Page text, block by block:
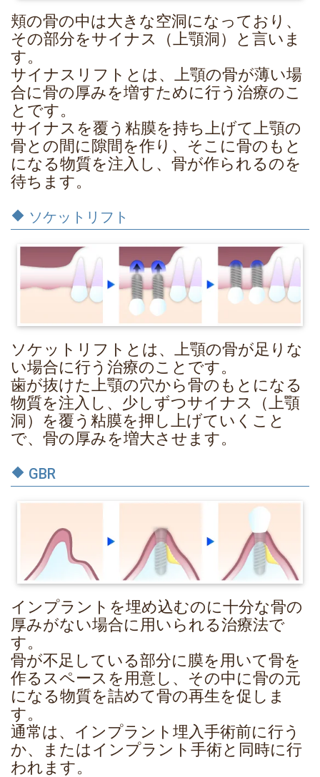
頬の骨の中は大きな空洞になっており、
その部分をサイナス（上顎洞）と言いま
す。
サイナスリフトとは、上顎の骨が薄い場
合に骨の厚みを増すために行う治療のこ
とです。
サイナスを覆う粘膜を持ち上げて上顎の
骨との間に隙間を作り、そこに骨のもと
になる物質を注入し、骨が作られるのを
待ちます。
ソケットリフト
ソケットリフトとは、上顎の骨が足りな
い場合に行う治療のことです。
歯が抜けた上顎の穴から骨のもとになる
物質を注入し、少しずつサイナス（上顎
洞）を覆う粘膜を押し上げていくこと
で、骨の厚みを増大させます。
GBR
インプラントを埋め込むのに十分な骨の
厚みがない場合に用いられる治療法で
す。
骨が不足している部分に膜を用いて骨を
作るスペースを用意し、その中に骨の元
になる物質を詰めて骨の再生を促しま
す。
通常は、インプラント埋入手術前に行う
か、またはインプラント手術と同時に行
われます。